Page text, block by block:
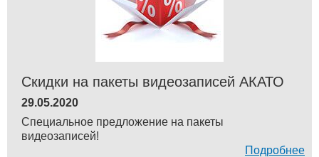
Скидки на пакеты видеозаписей АКАТО
29.05.2020
Специальное предложение на пакеты
видеозаписей!
Подробнее